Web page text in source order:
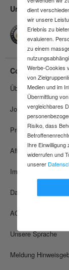
Unsere
30
Contorion
Über uns
Jobs
Presse
Affiliate Programm
Impressum
Datenschutz
AGB
Unsere Sprache
Meldung
dient
wir unsere
Erlebnis zu
evaluieren.
zu einem
Werbe-Cookies
von
Medien und im
Übermittlung
vergleichbares
Risiko, dass
Ihre
widerrufen und
unserer